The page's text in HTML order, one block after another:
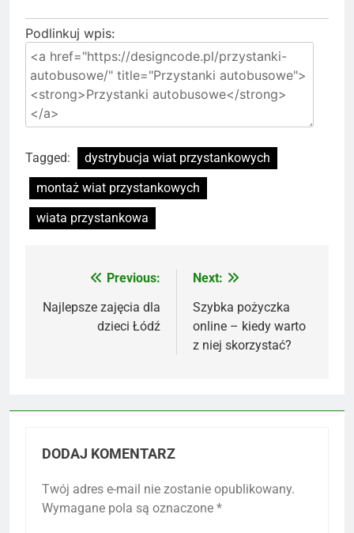
Podlinkuj wpis:
Tagged:
dystrybucja wiat przystankowych
montaż wiat przystankowych
wiata przystankowa
Nawigacja
wpisu
Previous:
Najlepsze zajęcia dla
dzieci Łódź
Next:
Szybka pożyczka
online – kiedy warto
z niej skorzystać?
DODAJ KOMENTARZ
Twój adres e-mail nie zostanie opublikowany.
Wymagane pola są oznaczone *